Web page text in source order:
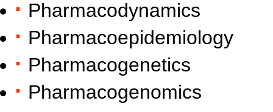
· Pharmacodynamics
· Pharmacoepidemiology
· Pharmacogenetics
· Pharmacogenomics